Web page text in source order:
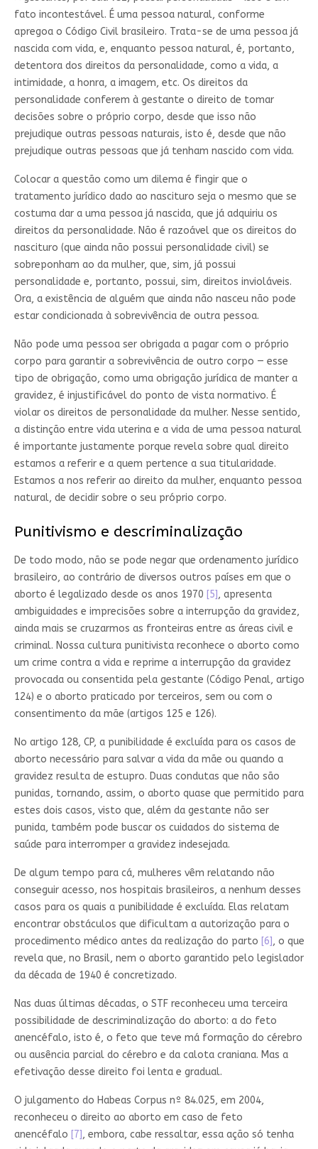
fato incontestável. É uma pessoa natural, conforme
apregoa o Código Civil brasileiro. Trata-se de uma pessoa já
nascida com vida, e, enquanto pessoa natural, é, portanto,
detentora dos direitos da personalidade, como a vida, a
intimidade, a honra, a imagem, etc. Os direitos da
personalidade conferem à gestante o direito de tomar
decisões sobre o próprio corpo, desde que isso não
prejudique outras pessoas naturais, isto é, desde que não
prejudique outras pessoas que já tenham nascido com vida.
Colocar a questão como um dilema é fingir que o
tratamento jurídico dado ao nascituro seja o mesmo que se
costuma dar a uma pessoa já nascida, que já adquiriu os
direitos da personalidade. Não é razoável que os direitos do
nascituro (que ainda não possui personalidade civil) se
sobreponham ao da mulher, que, sim, já possui
personalidade e, portanto, possui, sim, direitos invioláveis.
Ora, a existência de alguém que ainda não nasceu não pode
estar condicionada à sobrevivência de outra pessoa.
Não pode uma pessoa ser obrigada a pagar com o próprio
corpo para garantir a sobrevivência de outro corpo — esse
tipo de obrigação, como uma obrigação jurídica de manter a
gravidez, é injustificável do ponto de vista normativo. É
violar os direitos de personalidade da mulher. Nesse sentido,
a distinção entre vida uterina e a vida de uma pessoa natural
é importante justamente porque revela sobre qual direito
estamos a referir e a quem pertence a sua titularidade.
Estamos a nos referir ao direito da mulher, enquanto pessoa
natural, de decidir sobre o seu próprio corpo.
Punitivismo e descriminalização
De todo modo, não se pode negar que ordenamento jurídico
brasileiro, ao contrário de diversos outros países em que o
aborto é legalizado desde os anos 1970 [5], apresenta
ambiguidades e imprecisões sobre a interrupção da gravidez,
ainda mais se cruzarmos as fronteiras entre as áreas civil e
criminal. Nossa cultura punitivista reconhece o aborto como
um crime contra a vida e reprime a interrupção da gravidez
provocada ou consentida pela gestante (Código Penal, artigo
124) e o aborto praticado por terceiros, sem ou com o
consentimento da mãe (artigos 125 e 126).
No artigo 128, CP, a punibilidade é excluída para os casos de
aborto necessário para salvar a vida da mãe ou quando a
gravidez resulta de estupro. Duas condutas que não são
punidas, tornando, assim, o aborto quase que permitido para
estes dois casos, visto que, além da gestante não ser
punida, também pode buscar os cuidados do sistema de
saúde para interromper a gravidez indesejada.
De algum tempo para cá, mulheres vêm relatando não
conseguir acesso, nos hospitais brasileiros, a nenhum desses
casos para os quais a punibilidade é excluída. Elas relatam
encontrar obstáculos que dificultam a autorização para o
procedimento médico antes da realização do parto [6], o que
revela que, no Brasil, nem o aborto garantido pelo legislador
da década de 1940 é concretizado.
Nas duas últimas décadas, o STF reconheceu uma terceira
possibilidade de descriminalização do aborto: a do feto
anencéfalo, isto é, o feto que teve má formação do cérebro
ou ausência parcial do cérebro e da calota craniana. Mas a
efetivação desse direito foi lenta e gradual.
O julgamento do Habeas Corpus nº 84.025, em 2004,
reconheceu o direito ao aborto em caso de feto
anencéfalo [7], embora, cabe ressaltar, essa ação só tenha